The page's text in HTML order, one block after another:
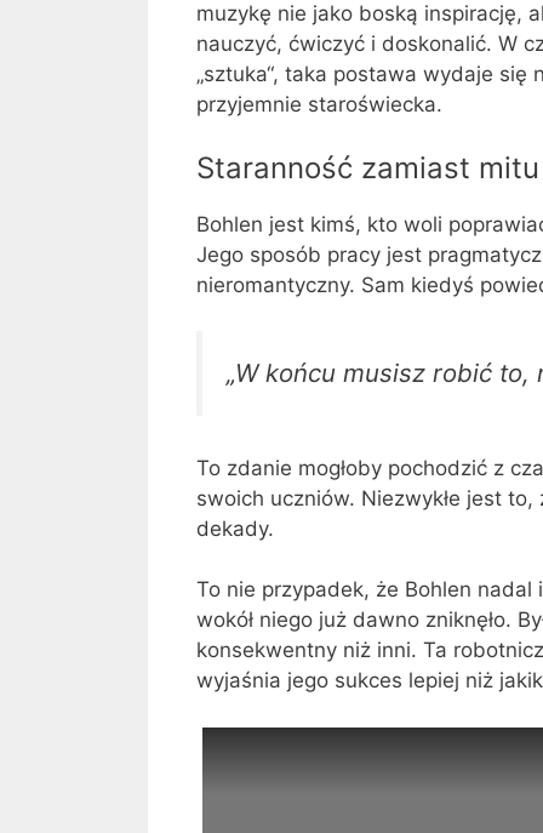
muzykę nie jako boską inspirację,
nauczyć, ćwiczyć i doskonalić. W
„sztuka“, taka postawa wydaje
przyjemnie staroświecka.
Staranność zamiast
Bohlen jest kimś, kto woli
Jego sposób pracy jest
nieromantyczny. Sam kiedyś
„W końcu musisz robić to,
To zdanie mogłoby pochodzić z
swoich uczniów. Niezwykłe jest
dekady.
To nie przypadek, że Bohlen
wokół niego już dawno zniknęło.
konsekwentny niż inni. Ta
wyjaśnia jego sukces lepiej niż